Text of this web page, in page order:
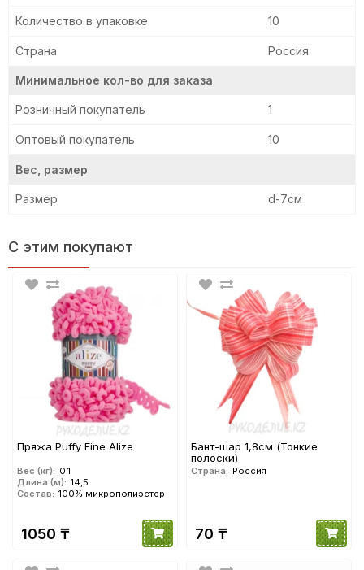
Количество в упаковке 10
Страна Россия
Минимальное кол-во для заказа
Розничный покупатель 1
Оптовый покупатель 10
Вес, размер
Размер d-7см
С этим покупают
Пряжа Puffy Fine Alize
Вес (кг): 0.1
Длина (м): 14,5
Состав: 100% микрополиэстер
1050 ₸
Бант-шар 1,8см (Тонкие
полоски)
Страна: Россия
70 ₸